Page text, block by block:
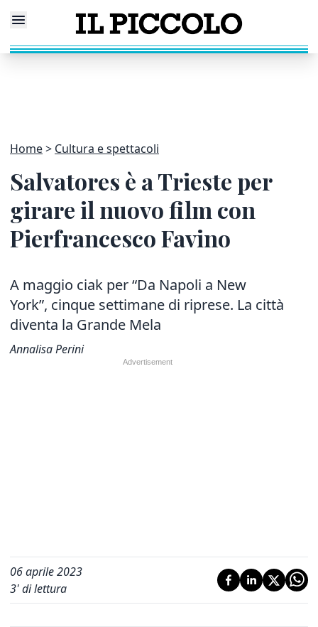
Home Cultura e spettacoli
Salvatores è a Trieste per
girare il nuovo film con
Pierfrancesco Favino
A maggio ciak per “Da Napoli a New
York”, cinque settimane di riprese. La città
diventa la Grande Mela
Annalisa Perini
06 aprile 2023
3' di lettura